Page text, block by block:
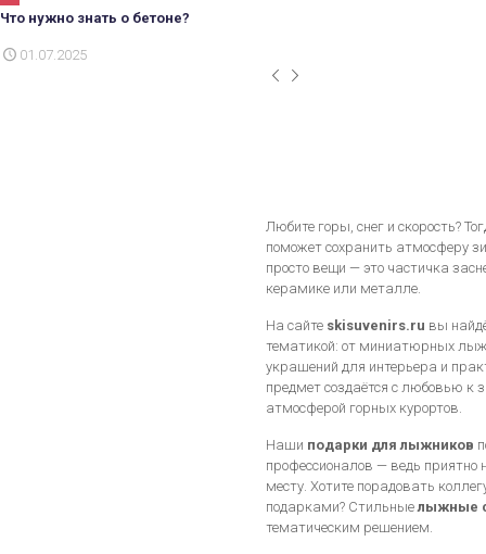
Что нужно знать о бетоне?
01.07.2025
Любите горы, снег и скорость?
поможет сохранить атмосферу
просто вещи — это частичка
керамике или металле.
На сайте skisuvenirs.ru вы
тематикой: от миниатюрных лыж
украшений для интерьера и
предмет создаётся с любовью к
атмосферой горных курортов.
Наши подарки для лыжников
профессионалов — ведь приятно
месту. Хотите порадовать
подарками? Стильныелыжные
тематическим решением.